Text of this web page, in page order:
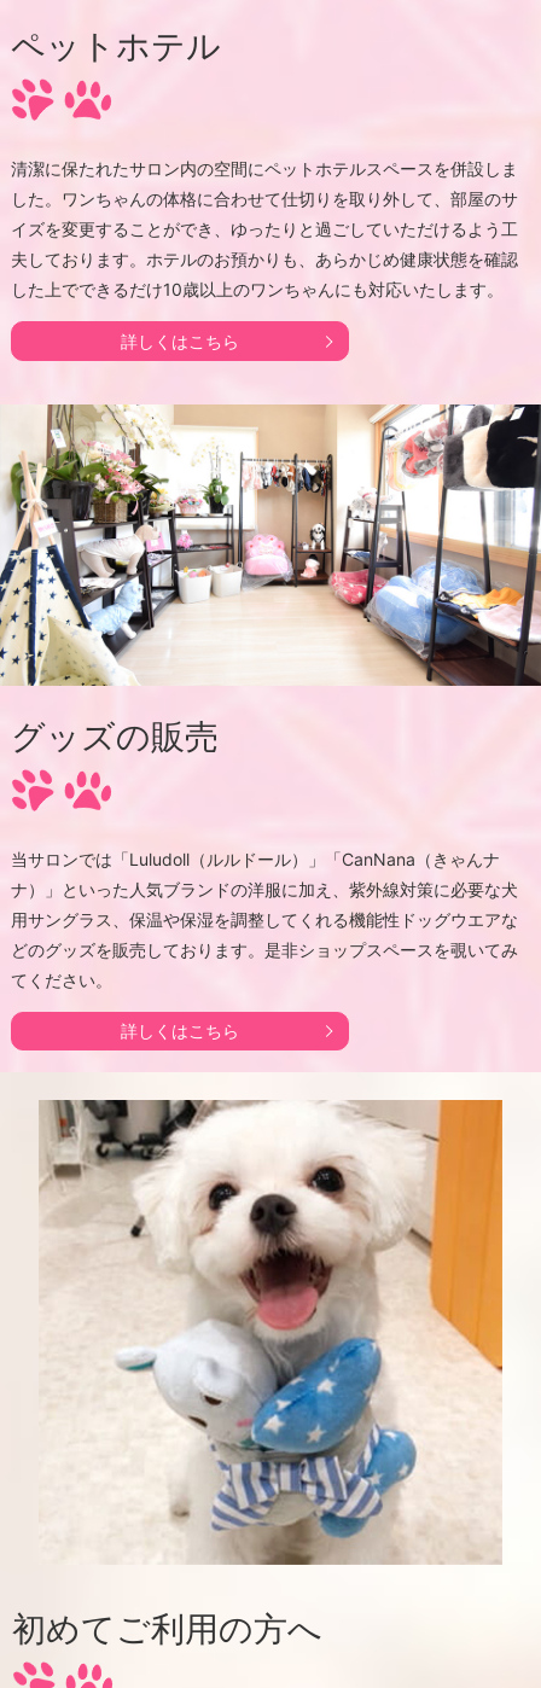
ペットホテル
清潔に保たれたサロン内の空間にペットホテルスペースを併設しま
した。ワンちゃんの体格に合わせて仕切りを取り外して、部屋のサ
イズを変更することができ、ゆったりと過ごしていただけるよう工
夫しております。ホテルのお預かりも、あらかじめ健康状態を確認
した上でできるだけ10歳以上のワンちゃんにも対応いたします。
詳しくはこちら
グッズの販売
当サロンでは「Luludoll（ルルドール）」「CanNana（きゃんナ
ナ）」といった人気ブランドの洋服に加え、紫外線対策に必要な犬
用サングラス、保温や保湿を調整してくれる機能性ドッグウエアな
どのグッズを販売しております。是非ショップスペースを覗いてみ
てください。
詳しくはこちら
初めてご利用の方へ